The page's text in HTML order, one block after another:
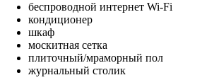
беспроводной интернет Wi-Fi
кондиционер
шкаф
москитная сетка
плиточный/мраморный пол
журнальный столик